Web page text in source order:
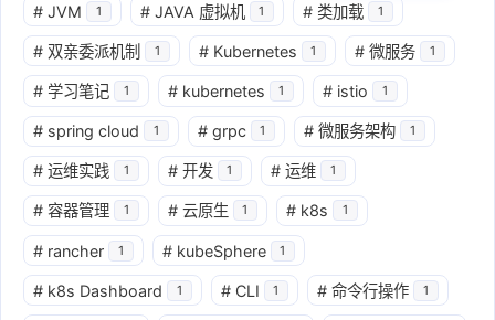
# JVM 1 # JAVA 虚拟机 1 # 类加载 1
# 双亲委派机制 1 # Kubernetes 1 # 微服务 1
# 学习笔记 1 # kubernetes 1 # istio 1
# spring cloud 1 # grpc 1 # 微服务架构 1
# 运维实践 1 # 开发 1 # 运维 1
# 容器管理 1 # 云原生 1 # k8s 1
# rancher 1 # kubeSphere 1
# k8s Dashboard 1 # CLI 1 # 命令行操作 1